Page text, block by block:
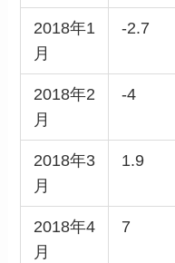
2018年1
月
-2.7
2018年2
月
-4
2018年3
月
1.9
2018年4
月
7